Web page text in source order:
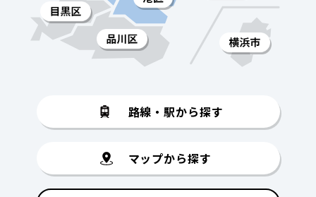
路線・駅から探す
マップから探す